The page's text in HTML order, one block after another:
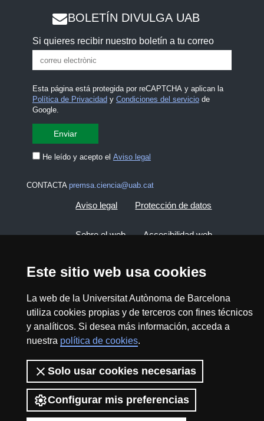
Este sitio web usa cookies
La web de la Universitat Autònoma de Barcelona
utiliza cookies propias y de terceros con fines técnicos
y analíticos. Si desea más información, acceda a
nuestra política de cookies.
Solo usar cookies necesarias
Configurar mis preferencias
BOLETÍN DIVULGA UAB
Si quieres recibir nuestro boletín a tu correo
Esta página está protegida por reCAPTCHA y aplican la
Política de Privacidad y Condiciones del serviciode
Google.
He leído y acepto el Aviso legal
CONTACTA premsa.ciencia@uab.cat
Aviso legal Protección de datos
Sobre el web Accesibilidad web
2026 Divulga UAB - Commons Reconocimiento -
No Comercial (CC BY NC) - ISSN: 2014-6388
View low-bandwidth version